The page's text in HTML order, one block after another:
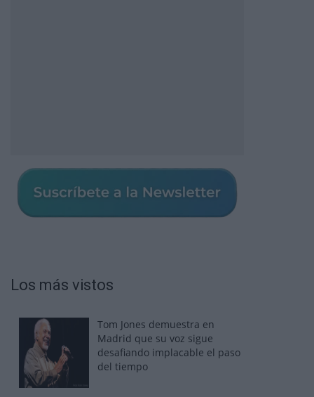
Los más vistos
Tom Jones demuestra en
Madrid que su voz sigue
desafiando implacable el paso
del tiempo